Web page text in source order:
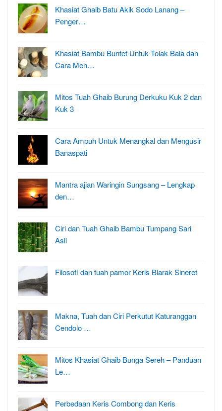
Khasiat Ghaib Batu Akik Sodo Lanang –
Penger…
Khasiat Bambu Buntet Untuk Tolak Bala dan
Cara Men…
Mitos Tuah Ghaib Burung Derkuku Kuk 2 dan
Kuk 3
Cara Ampuh Untuk Menangkal dan Mengusir
Banaspati
Mantra ajian Waringin Sungsang – Lengkap
den…
Ciri dan Tuah Ghaib Bambu Tumpang Sari
Asli
Filosofi dan tuah pamor Keris Blarak Sineret
Makna, Tuah dan Ciri Perkutut Katuranggan
Cendolo …
Mitos Khasiat Ghaib Bunga Sereh – Panduan
Le…
Perbedaan Keris Combong dan Keris